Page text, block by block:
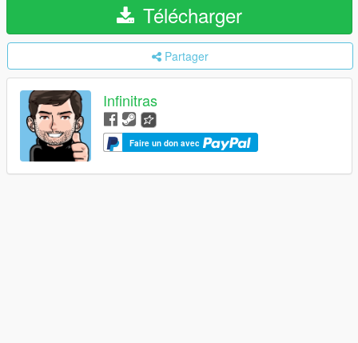
Télécharger
Partager
Infinitras
Faire un don avec